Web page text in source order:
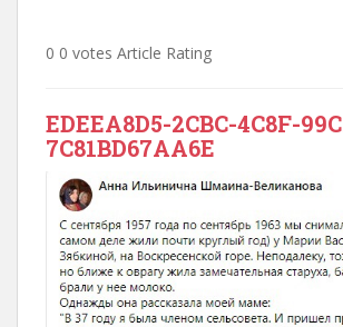
0 0 votes Article Rating
EDEEA8D5-2CBC-4C8F-
7C81BD67AA6E